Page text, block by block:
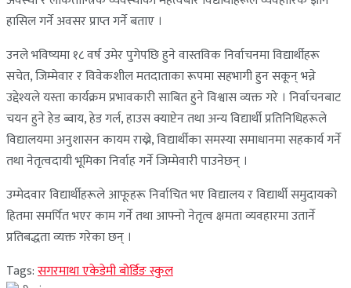
हासिल गर्ने अवसर प्राप्त गर्ने बताए ।
उनले भविष्यमा १८ वर्ष उमेर पुगेपछि हुने वास्तविक निर्वाचनमा विद्यार्थीहरू
सचेत, जिम्मेवार र विवेकशील मतदाताका रूपमा सहभागी हुन सकून् भन्ने
उद्देश्यले यस्ता कार्यक्रम प्रभावकारी साबित हुने विश्वास व्यक्त गरे । निर्वाचनबाट
चयन हुने हेड ब्वाय, हेड गर्ल, हाउस क्याप्टेन तथा अन्य विद्यार्थी प्रतिनिधिहरूले
विद्यालयमा अनुशासन कायम राख्ने, विद्यार्थीका समस्या समाधानमा सहकार्य गर्ने
तथा नेतृत्वदायी भूमिका निर्वाह गर्ने जिम्मेवारी पाउनेछन् ।
उम्मेदवार विद्यार्थीहरूले आफूहरू निर्वाचित भए विद्यालय र विद्यार्थी समुदायको
हितमा समर्पित भएर काम गर्ने तथा आफ्नो नेतृत्व क्षमता व्यवहारमा उतार्ने
प्रतिबद्धता व्यक्त गरेका छन् ।
Tags:सगरमाथा एकेडेमी बोर्डिङ स्कुल